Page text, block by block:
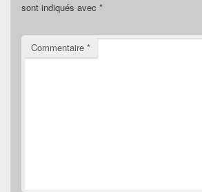
sont indiqués avec *
Commentaire *